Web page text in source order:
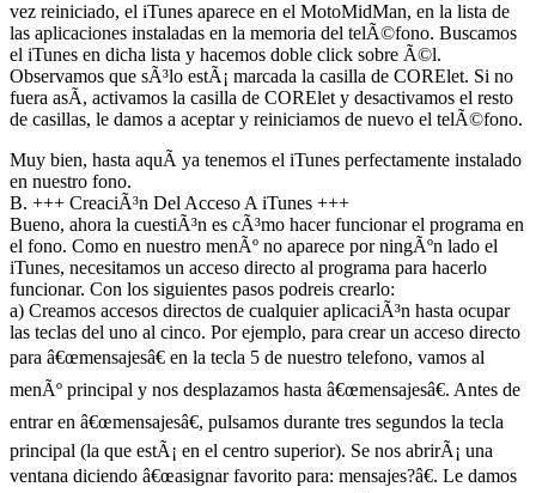
vez reiniciado, el iTunes aparece en el MotoMidMan, en la lista de
las aplicaciones instaladas en la memoria del telÃ©fono. Buscamos
el iTunes en dicha lista y hacemos doble click sobre Ã©l.
Observamos que sÃ³lo estÃ¡ marcada la casilla de CORElet. Si no
fuera asÃ­, activamos la casilla de CORElet y desactivamos el resto
de casillas, le damos a aceptar y reiniciamos de nuevo el telÃ©fono.
Muy bien, hasta aquÃ­ ya tenemos el iTunes perfectamente instalado
en nuestro fono.
B. +++ CreaciÃ³n Del Acceso A iTunes +++
Bueno, ahora la cuestiÃ³n es cÃ³mo hacer funcionar el programa en
el fono. Como en nuestro menÃº no aparece por ningÃºn lado el
iTunes, necesitamos un acceso directo al programa para hacerlo
funcionar. Con los siguientes pasos podreis crearlo:
a) Creamos accesos directos de cualquier aplicaciÃ³n hasta ocupar
las teclas del uno al cinco. Por ejemplo, para crear un acceso directo
para â€œmensajesâ€ en la tecla 5 de nuestro telefono, vamos al
menÃº principal y nos desplazamos hasta â€œmensajesâ€. Antes de
entrar en â€œmensajesâ€, pulsamos durante tres segundos la tecla
principal (la que estÃ¡ en el centro superior). Se nos abrirÃ¡ una
ventana diciendo â€œasignar favorito para: mensajes?â€. Le damos